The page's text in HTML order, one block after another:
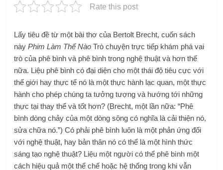
Rate this post
Lấy tiêu đề từ một bài thơ của Bertolt Brecht, cuốn sách
nàyPhim Làm Thế Nào Trò chuyện trực tiếp khám phá vai
trò của phê bình và phê bình trong nghệ thuật và hơn thế
nữa. Liệu phê bình có đại diện cho một thái độ tiêu cực với
thế giới hay thực tế nó là một thực hành lạc quan, một thực
hành cho phép chúng ta tưởng tượng và hướng tới những
thực tại thay thế và tốt hơn? (Brecht, một lần nữa: “Phê
bình dòng chảy của một dòng sông có nghĩa là cải thiện nó,
sửa chữa nó.”) Có phải phê bình luôn là một phản ứng đối
với nghệ thuật, hay bản thân nó có thể là một hình thức
sáng tạo nghệ thuật? Liệu một người có thể phê bình một
cách hiệu quả một thể chế hoặc hệ thống trong khi vẫn